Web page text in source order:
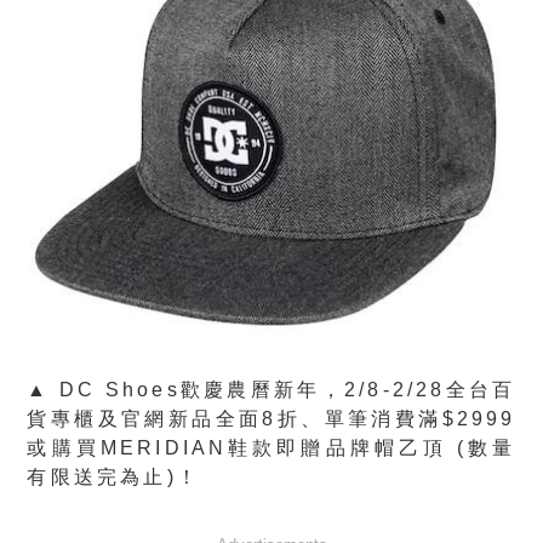
▲ DC Shoes歡慶農曆新年，2/8-2/28全台百
貨專櫃及官網新品全面8折、單筆消費滿$2999
或購買MERIDIAN鞋款即贈品牌帽乙頂 (數量
有限送完為止)！